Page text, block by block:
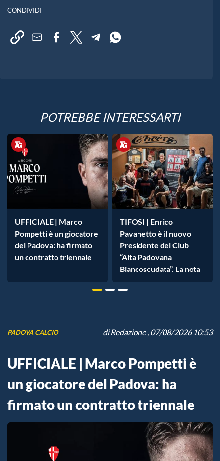
CONDIVIDI
POTREBBE INTERESSARTI
UFFICIALE | Marco
Pompetti è un giocatore
del Padova: ha firmato
un contratto triennale
TIFOSI | Enrico
Pavanetto è il nuovo
Presidente del Club
“Alta Padovana
Biancoscudata”. La nota
PADOVA CALCIO diRedazione, 07/08/2026 10:53
UFFICIALE | Marco Pompetti è
un giocatore del Padova: ha
firmato un contratto triennale